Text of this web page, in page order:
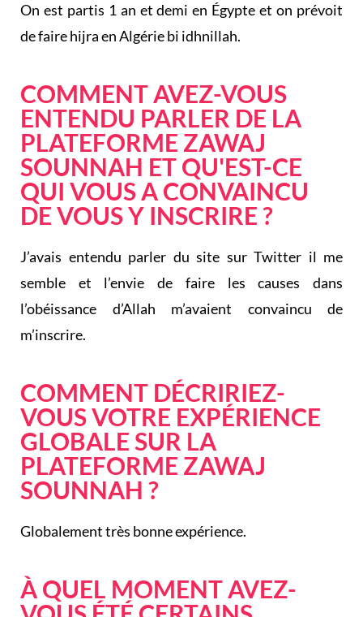
On est partis 1 an et demi en Égypte et on prévoit
de faire hijra en Algérie bi idhnillah.
COMMENT AVEZ-VOUS
ENTENDU PARLER DE LA
PLATEFORME ZAWAJ
SOUNNAH ET QU'EST-CE
QUI VOUS A CONVAINCU
DE VOUS Y INSCRIRE ?
J’avais entendu parler du site sur Twitter il me
semble et l’envie de faire les causes dans
l’obéissance d’Allah m’avaient convaincu de
m’inscrire.
COMMENT DÉCRIRIEZ-
VOUS VOTRE EXPÉRIENCE
GLOBALE SUR LA
PLATEFORME ZAWAJ
SOUNNAH ?
Globalement très bonne expérience.
À QUEL MOMENT AVEZ-